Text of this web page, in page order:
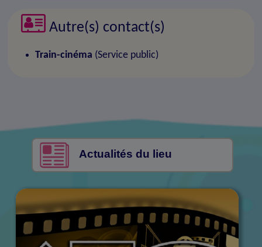
Autre(s) contact(s)
Train-cinéma (Service public)
Actualités du lieu